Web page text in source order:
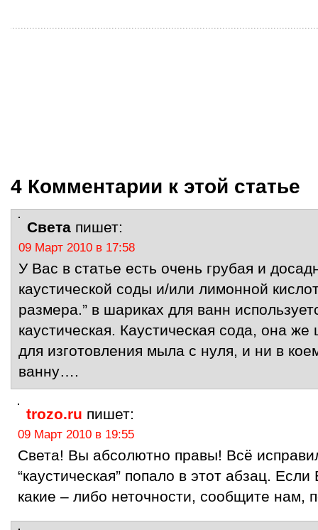
4 Комментарии к этой статье
Света пишет:
09 Март 2010 в 17:58
У Вас в статье есть очень грубая и
каустической соды и/или лимонной
размера.” в шариках для ванн
каустическая. Каустическая сода, она же
для изготовления мыла с нуля, и ни в
ванну….
trozo.ru пишет:
09 Март 2010 в 19:55
Света! Вы абсолютно правы! Всё
“каустическая” попало в этот абзац.
какие – либо неточности, сообщите нам,